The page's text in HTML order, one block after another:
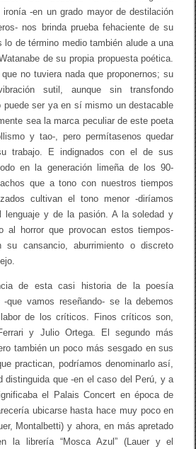
-en un grado mayor de destilación
nos brinda prueba fehaciente de su
lo de término medio también alude a una
de su propia propuesta poética.
no tuviera nada que proponernos; su
sutil, aunque sin transfondo
puede ser ya en sí mismo un destacable
sea la marca peculiar de este poeta
y tao-, pero permítasenos quedar
trabajo. E indignados con el de sus
en la generación limeña de los 90-
que a tono con nuestros tiempos
cultivan el tono menor -diríamos
lenguaje y de la pasión. A la soledad y
al horror que provocan estos tiempos-
su cansancio, aburrimiento o discreto
de esta casi historia de la poesía
-que vamos reseñando- se la debemos
de los críticos. Finos críticos son,
y Julio Ortega. El segundo más
también un poco más sesgado en sus
practican, podríamos denominarlo así,
distinguida que -en el caso del Perú, y a
el Palais Concert en época de
ubicarse hasta hace muy poco en
Montalbetti) y ahora, en más apretado
la librería “Mosca Azul” (Lauer y el